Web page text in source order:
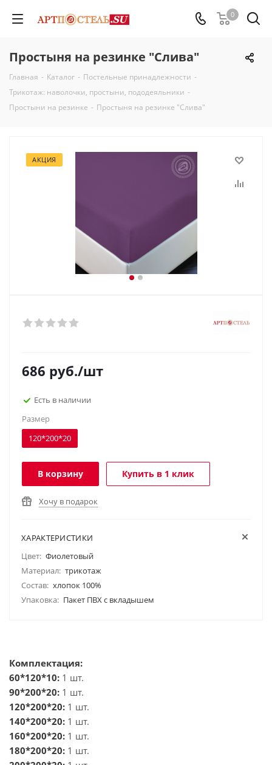
0
Простыня на резинке "Слива"
Главная - Каталог - Постельные принадлежности -
Трикотаж: наволочки, простыни, пододеяльники -
Простыни на резинке - Простыня на резинке "Слива"
АКЦИЯ
686 руб./шт
Есть в наличии
Размер
120*200*20
В корзину Купить в 1 клик
Хочу в подарок
ХАРАКТЕРИСТИКИ
Цвет: Фиолетовый
Материал: трикотаж
Состав: хлопок 100%
Упаковка: Пакет ПВХ с вкладышем
Комплектация:
60*120*10: 1 шт.
90*200*20: 1 шт.
120*200*20: 1 шт.
140*200*20: 1 шт.
160*200*20: 1 шт.
180*200*20: 1 шт.